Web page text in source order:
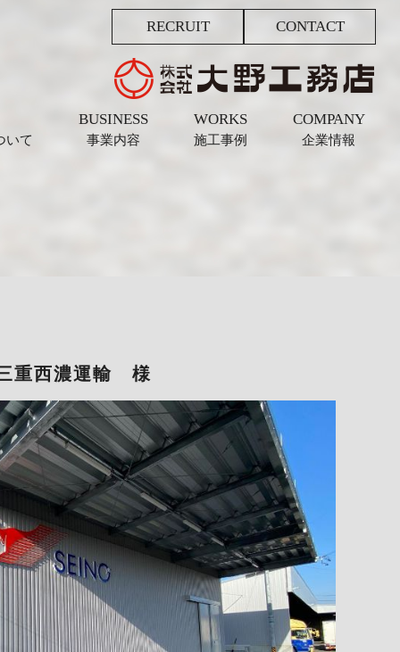
いて
BUSINESS
事業内容
WORKS
施工事例
COMPANY
企業情報
RECRUIT CONTACT
重西濃運輸 様